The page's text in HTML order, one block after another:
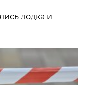
лодка и